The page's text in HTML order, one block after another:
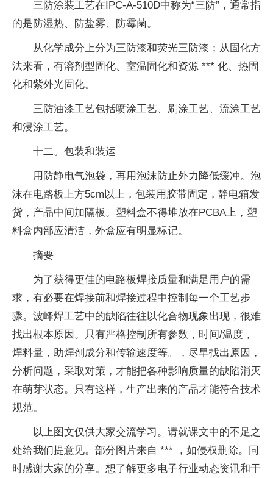
三防涂装工艺在IPC-A-510D中称为“三防”，通常指
的是防湿热、防盐雾、防霉菌。
从化学成分上分为三防漆和荧光三防漆；从固化方
法来看，有溶剂型固化、室温固化和资源 *** 化、热固
化和紫外光固化。
三防油漆工艺包括喷涂工艺、刷涂工艺、流涂工艺
和浸涂工艺。
十二。包装和装运
用防静电气泡袋，再用泡沫防止外力降低缓冲。泡
沫在电路板上方5cm以上，包装用胶带固定，静电箱发
货，产品中间加隔板。塑料盒不得堆放在PCBA上，塑
料盒内部应清洁，外盒应有明显标记。
摘要
为了获得更佳的电路板焊接质量和满足用户的需
求，有必要在焊接前和焊接过程中控制每一个工艺步
骤。波峰焊工艺中的缺陷往往以化合物现象出现，很难
找出根本原因。只有严格控制所有参数，时间/温度，
焊料量，助焊剂成分和传输速度等。，尽早找出原因，
分析问题，采取对策，才能把各种影响质量的缺陷消灭
在萌芽状态。只有这样，生产出来的产品才能符合技术
规范。
以上图文仅供大家交流学习。请就课文中的不足之
处给我们提意见。部分图片来自 *** ，如侵权删除。同
时感谢大家的分享。想了解更多电子行业动态资讯和干